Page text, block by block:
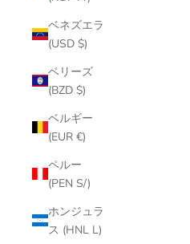
ベネズエラ
(USD $)
ベリーズ
(BZD $)
ベルギー
(EUR €)
ペルー
(PEN S/)
ホンジュラ
ス (HNL L)